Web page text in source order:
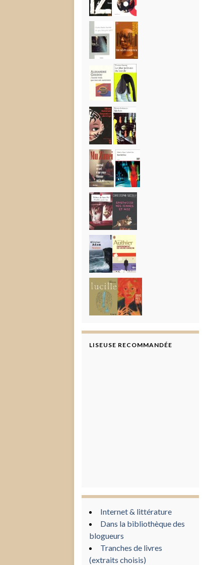
LISEUSE RECOMMANDÉE
Internet & littérature
Dans la bibliothèque des
blogueurs
Tranches de livres
(extraits choisis)